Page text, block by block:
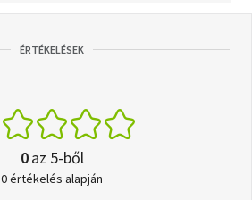
ÉRTÉKELÉSEK
0az 5-ből
0 értékelés alapján